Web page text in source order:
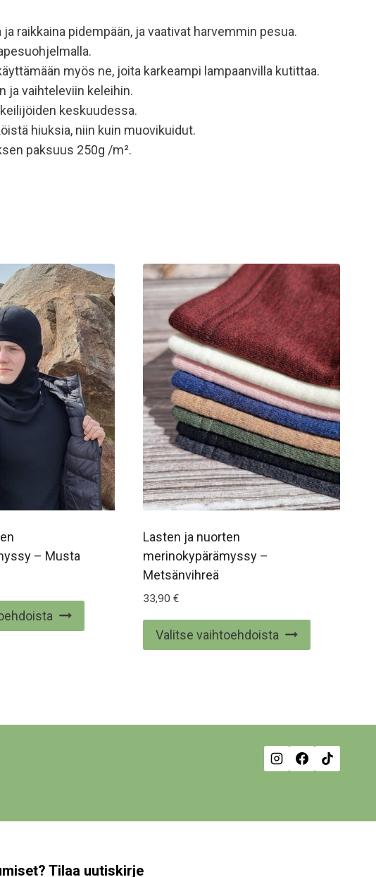
raikkaina pidempään, ja vaativat harvemmin pesua.
myös ne, joita karkeampi lampaanvilla kutittaa.
ja vaihteleviin keleihin.
keskuudessa.
hiuksia, niin kuin muovikuidut.
paksuus 250g /m².
– Musta
tuotteella
tehdä
Lasten ja nuorten
merinokypärämyssy –
Metsänvihreä
33,90 €
Valitse vaihtoehdoista
tuotteella
Voit
tehdä
valinnat
Tilaa uutiskirje